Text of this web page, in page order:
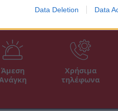
Data Deletion Data
Άμεση
Χρήσιμα
τηλέφωνα